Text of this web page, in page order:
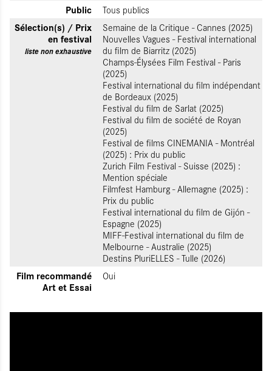
Public Tous publics
Sélection(s) / Prix
en festival
liste non exhaustive
Semaine de la Critique - Cannes (2025)
Nouvelles Vagues - Festival international
du film de Biarritz (2025)
Champs-Élysées Film Festival - Paris
(2025)
Festival international du film indépendant
de Bordeaux (2025)
Festival du film de Sarlat (2025)
Festival du film de société de Royan
(2025)
Festival de films CINEMANIA - Montréal
(2025) : Prix du public
Zurich Film Festival - Suisse (2025) :
Mention spéciale
Filmfest Hamburg - Allemagne (2025) :
Prix du public
Festival international du film de Gijón -
Espagne (2025)
MIFF-Festival international du film de
Melbourne - Australie (2025)
Destins PluriELLES - Tulle (2026)
Film recommandé
Art et Essai
Oui